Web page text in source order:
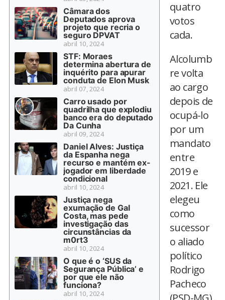
Câmara dos
Deputados aprova
projeto que recria o
seguro DPVAT
abril 10, 2024
STF: Moraes
determina abertura de
inquérito para apurar
conduta de Elon Musk
abril 07, 2024
Carro usado por
quadrilha que explodiu
banco era do deputado
Da Cunha
abril 09, 2024
Daniel Alves: Justiça
da Espanha nega
recurso e mantém ex-
jogador em liberdade
condicional
abril 10, 2024
Justiça nega
exumação de Gal
Costa, mas pede
investigação das
circunstâncias da
m0rt3
abril 10, 2024
O que é o ‘SUS da
Segurança Pública’ e
por que ele não
funciona?
abril 10, 2024
quatro
votos
cada.
Alcolumb
re volta
ao cargo
depois de
ocupá-lo
por um
mandato
entre
2019 e
2021. Ele
elegeu
como
sucessor
o aliado
político
Rodrigo
Pacheco